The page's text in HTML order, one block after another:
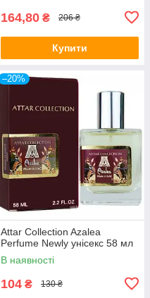
164,80 ₴ 206 ₴
Купити
–20%
Attar Collection Azalea
Perfume Newly унісекс 58 мл
В наявності
104 ₴ 130 ₴